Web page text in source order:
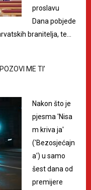
proslavu
Dana pobjede
branitelja, te…
ME TI’
Nakon što je
pjesma 'Nisa
m kriva ja'
('Bezosjećajn
a') u samo
šest dana od
premijere